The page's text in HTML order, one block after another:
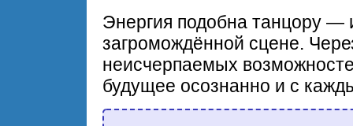
Энергия подобна танцору —
загромождённой сцене.
неисчерпаемых
будущее осознанно и с